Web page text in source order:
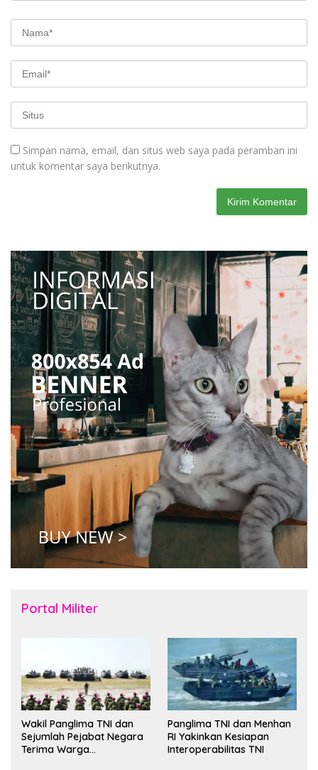
Simpan nama, email, dan situs web saya pada peramban ini
untuk komentar saya berikutnya.
Portal Militer
Wakil Panglima TNI dan
Sejumlah Pejabat Negara
Terima Warga
Panglima TNI dan Menhan
RI Yakinkan Kesiapan
Interoperabilitas TNI